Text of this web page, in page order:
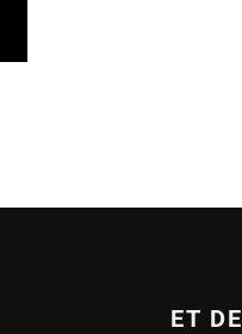
ET DE